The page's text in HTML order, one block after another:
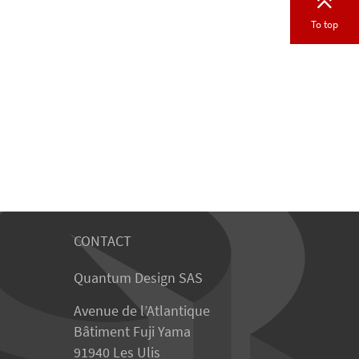
CONTACT
Quantum Design SAS
Avenue de l’Atlantique
Bâtiment Fuji Yama
91940 Les Ulis
To top